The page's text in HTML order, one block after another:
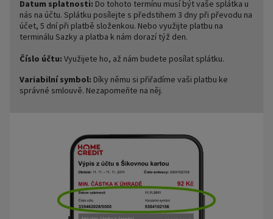
Datum splatnosti: Do tohoto termínu musí být vaše splátka u
nás na účtu. Splátku posílejte s předstihem 3 dny při převodu na
účet, 5 dní při platbě složenkou. Nebo využijte platbu na
terminálu Sazky a platba k nám dorazí týž den.
Číslo účtu: Využijete ho, až nám budete posílat splátku.
Variabilní symbol: Díky němu si přiřadíme vaši platbu ke
správné smlouvě. Nezapomeňte na něj.